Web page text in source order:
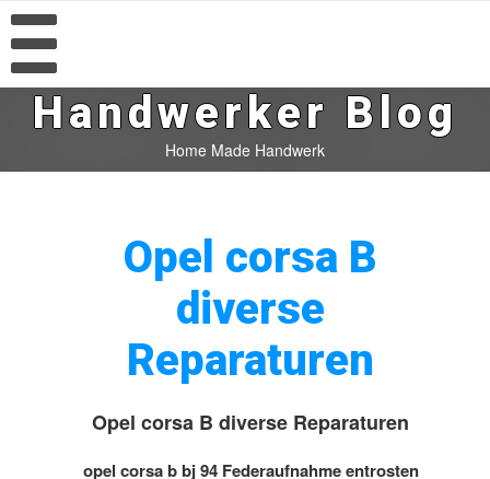
Handwerker Blog
Home Made Handwerk
Opel corsa B
diverse
Reparaturen
Opel corsa B diverse Reparaturen
opel corsa b bj 94 Federaufnahme entrosten